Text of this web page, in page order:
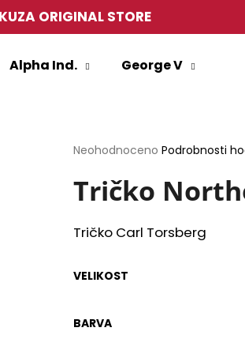
ORIGINAL STORE
Alpha Ind. George V
Průměrné
produktu
z
5
Neohodnoceno Podrobnosti
Tričko
Tričko Carl Torsberg
VELIKOST
BARVA
HLEDAT
PÁNSKÉ